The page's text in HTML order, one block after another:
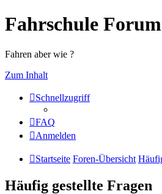
Fahrschule Forum
Fahren aber wie ?
Zum Inhalt
Schnellzugriff
FAQ
Anmelden
Startseite Foren-Übersicht
Häufig gestellte Fragen